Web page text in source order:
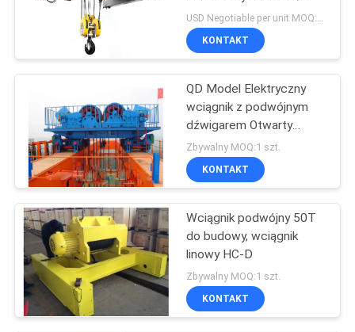
POLITYKA
PRYWATNOŚCI
Wciągnik
łańcuchowy
przeciwwybuchowy
17
Wciągarki
elektryczne
60
energetyki wodnej 10 t
20 t 30 t
USD Negotiable per unit MOQ:1 szt.
KONTAKT
QD Model Elektryczny
wciągnik z podwójnym
dźwigarem Otwarty
wózek wciągarki do
żurawia mostowego
550T
Zbywalny MOQ:1 szt.
KONTAKT
Wciągnik podwójny 50T
do budowy, wciągnik
linowy HC-D
Zbywalny MOQ:1 szt.
KONTAKT